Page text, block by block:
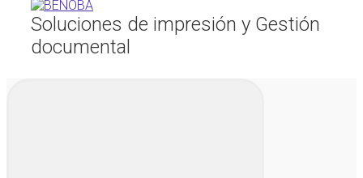
Soluciones de impresión y Gestión
documental